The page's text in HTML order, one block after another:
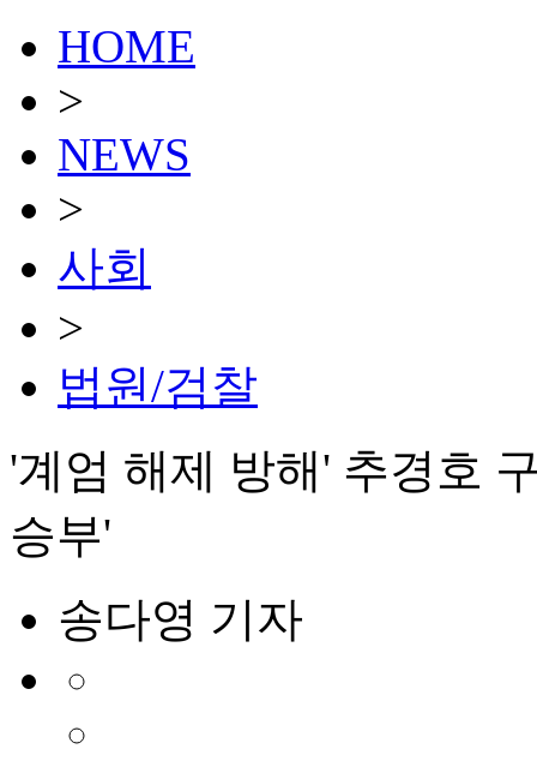
HOME
>
NEWS
>
사회
>
법원/검찰
'계엄 해제 방해' 추경호
승부'
송다영 기자